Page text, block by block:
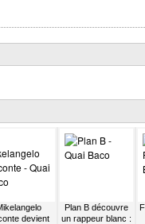
devient
Plan B découvre
un rappeur blanc :